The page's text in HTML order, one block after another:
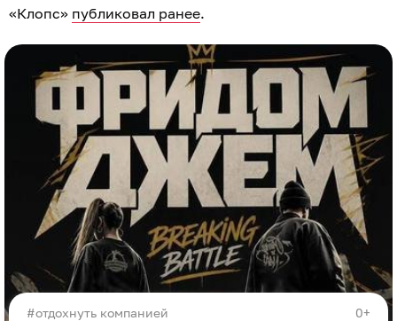
«Клопс» публиковал ранее.
0+
отдохнуть компанией